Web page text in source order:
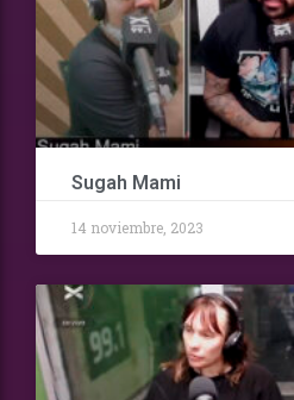
Sugah Mami
14 noviembre, 2023